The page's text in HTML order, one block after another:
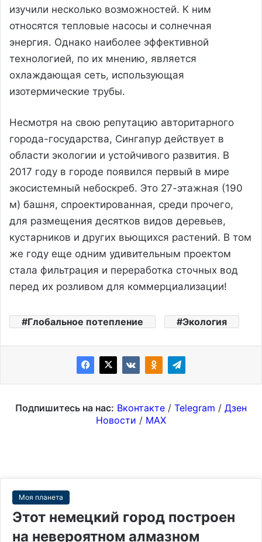
изучили несколько возможностей. К ним
относятся тепловые насосы и солнечная
энергия. Однако наиболее эффективной
технологией, по их мнению, является
охлаждающая сеть, использующая
изотермические трубы.
Несмотря на свою репутацию авторитарного
города-государства, Сингапур действует в
области экологии и устойчивого развития. В
2017 году в городе появился первый в мире
экосистемный небоскреб. Это 27-этажная (190
м) башня, спроектированная, среди прочего,
для размещения десятков видов деревьев,
кустарников и других вьющихся растений. В том
же году еще одним удивительным проектом
стала фильтрация и переработка сточных вод
перед их розливом для коммерциализации!
Глобальное потепление Экология
Подпишитесь на нас: Вконтакте / Telegram / Дзен
Новости / MAX